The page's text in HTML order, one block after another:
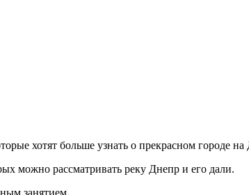
хотят больше узнать о прекрасном городе на
можно рассматривать реку Днепр и его дали.
занятием.